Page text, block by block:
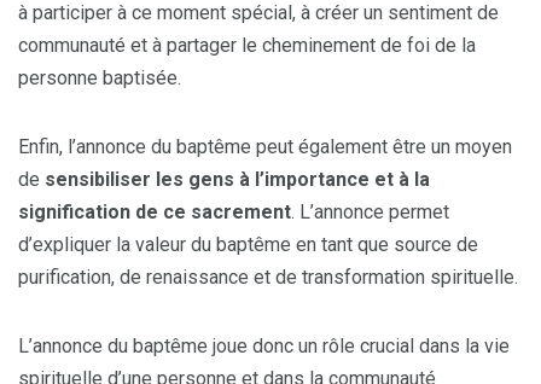
à participer à ce moment spécial, à créer un sentiment de
communauté et à partager le cheminement de foi de la
personne baptisée.
Enfin, l’annonce du baptême peut également être un moyen
de sensibiliser les gens à l’importance et à la
signification de ce sacrement. L’annonce permet
d’expliquer la valeur du baptême en tant que source de
purification, de renaissance et de transformation spirituelle.
L’annonce du baptême joue donc un rôle crucial dans la vie
spirituelle d’une personne et dans la communauté